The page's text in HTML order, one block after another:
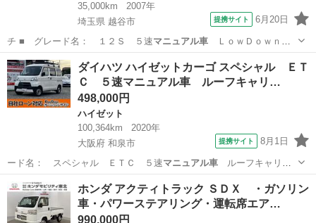
35,000km
2007年
埼玉県 越谷市
提携サイト 6月20日
チ ■ グレード名： １２Ｓ ５速マニュアル車ＬｏｗＤｏｗｎ
ＸＲＧ１７インチ…
埼玉 越谷市 マーチ
ダイハツ ハイゼットカーゴ スペシャル ＥＴ
Ｃ ５速マニュアル車 ルーフキャリ…
498,000円
ハイゼット
100,364km
2020年
大阪府 和泉市
提携サイト 8月1日
ード名： スペシャル ＥＴＣ ５速マニュアル車ルーフキャリア
■ 排気量： 6…
大阪 ハイゼット
ホンダ アクティトラック ＳＤＸ ・ガソリン
車・パワーステアリング・運転席エア…
990,000円